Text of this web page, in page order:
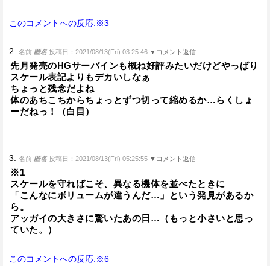
このコメントへの反応:※3
2. 名前:匿名 投稿日：2021/08/13(Fri) 03:25:46 ▼コメント返信
先月発売のHGサーバインも概ね好評みたいだけどやっぱり
スケール表記よりもデカいしなぁ
ちょっと残念だよね
体のあちこちからちょっとずつ切って縮めるか…らくしょ
ーだねっ！（白目）
3. 名前:匿名 投稿日：2021/08/13(Fri) 05:25:55 ▼コメント返信
※1
スケールを守ればこそ、異なる機体を並べたときに
「こんなにボリュームが違うんだ…」という発見があるか
ら。
アッガイの大きさに驚いたあの日…（もっと小さいと思っ
ていた。）
このコメントへの反応:※6